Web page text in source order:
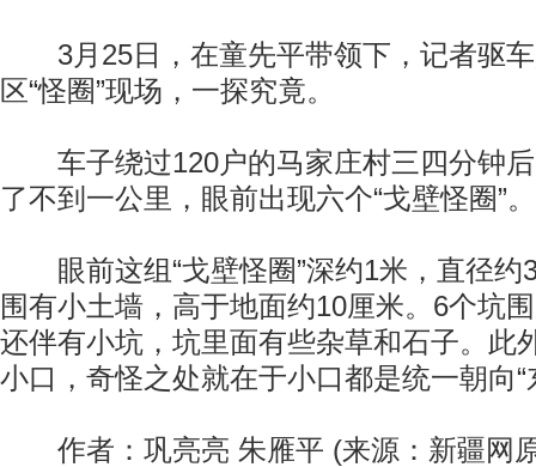
3月25日，在童先平带领下，记者驱车
区“怪圈”现场，一探究竟。
车子绕过120户的马家庄村三四分钟后
了不到一公里，眼前出现六个“戈壁怪圈”。
眼前这组“戈壁怪圈”深约1米，直径约
围有小土墙，高于地面约10厘米。6个坑
还伴有小坑，坑里面有些杂草和石子。此
小口，奇怪之处就在于小口都是统一朝向“
作者：巩亮亮 朱雁平 (来源：新疆网